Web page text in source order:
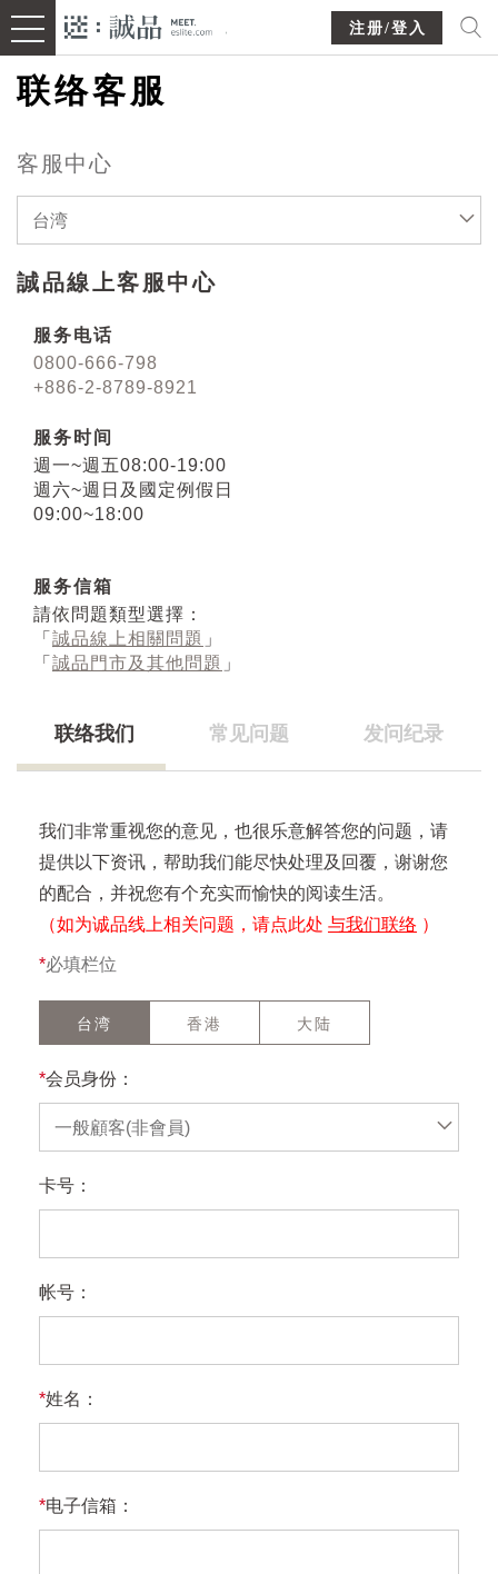
注册/登入
联络客服
客服中心
台湾
誠品線上客服中心
服务电话
0800-666-798
+886-2-8789-8921
服务时间
週一~週五08:00-19:00
週六~週日及國定例假日
09:00~18:00
服务信箱
請依問題類型選擇：
「 誠品線上相關問題 」
「 誠品門市及其他問題 」
联络我们 常见问题 发问纪录
我们非常重视您的意见，也很乐意解答您的问题，请
提供以下资讯，帮助我们能尽快处理及回覆，谢谢您
的配合，并祝您有个充实而愉快的阅读生活。
（如为诚品线上相关问题，请点此处 与我们联络 ）
*必填栏位
台湾 香港 大陆
*会员身份：
一般顧客(非會員)
卡号：
帐号：
*姓名：
*电子信箱：